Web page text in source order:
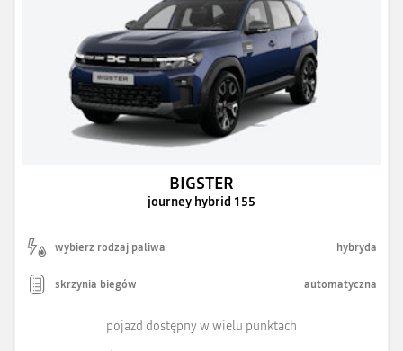
BIGSTER
journey hybrid 155
wybierz rodzaj paliwa hybryda
skrzynia biegów automatyczna
pojazd dostępny w wielu punktach